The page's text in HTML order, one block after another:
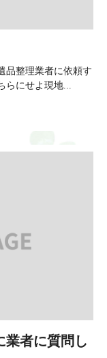
品整理業者に依頼す
にせよ現地...
業者に質問し